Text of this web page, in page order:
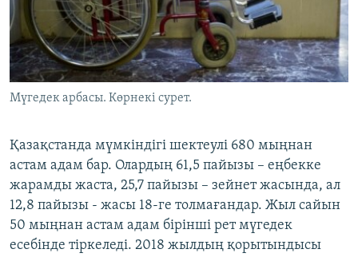
Мүгедек арбасы. Көрнекі сурет.
Қазақстанда мүмкіндігі шектеулі 680 мыңнан
астам адам бар. Олардың 61,5 пайызы – еңбекке
жарамды жаста, 25,7 пайызы – зейнет жасында, ал
12,8 пайызы - жасы 18-ге толмағандар. Жыл сайын
50 мыңнан астам адам бірінші рет мүгедек
есебінде тіркеледі. 2018 жылдың қорытындысы